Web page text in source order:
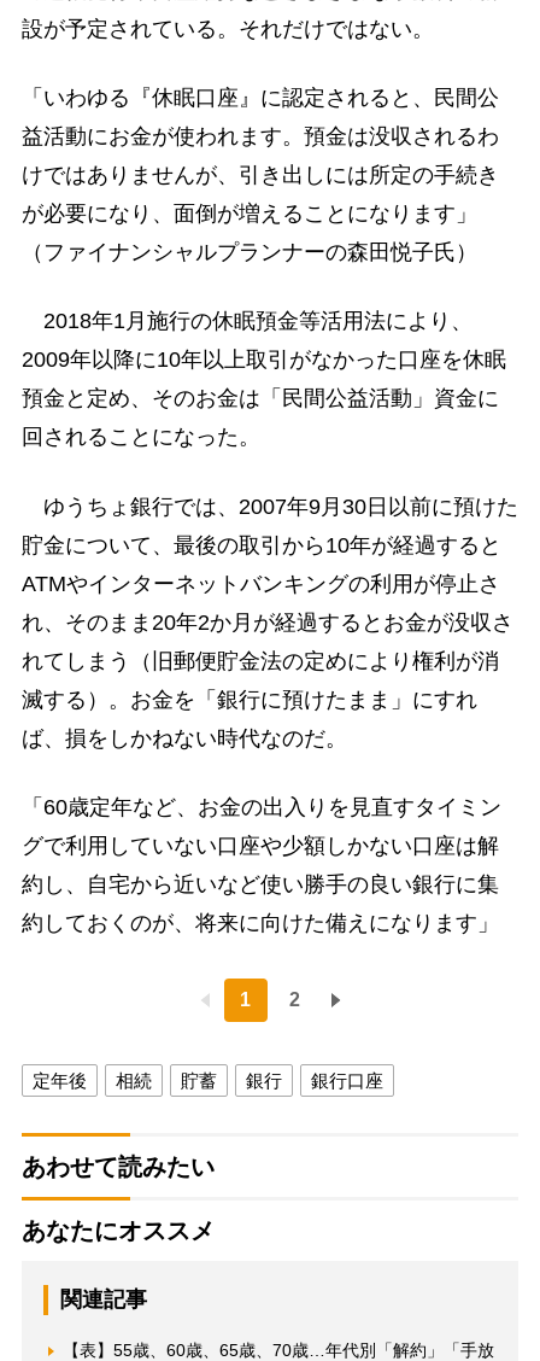
設が予定されている。それだけではない。
「いわゆる『休眠口座』に認定されると、民間公
益活動にお金が使われます。預金は没収されるわ
けではありませんが、引き出しには所定の手続き
が必要になり、面倒が増えることになります」
（ファイナンシャルプランナーの森田悦子氏）
2018年1月施行の休眠預金等活用法により、
2009年以降に10年以上取引がなかった口座を休眠
預金と定め、そのお金は「民間公益活動」資金に
回されることになった。
ゆうちょ銀行では、2007年9月30日以前に預けた
貯金について、最後の取引から10年が経過すると
ATMやインターネットバンキングの利用が停止さ
れ、そのまま20年2か月が経過するとお金が没収さ
れてしまう（旧郵便貯金法の定めにより権利が消
滅する）。お金を「銀行に預けたまま」にすれ
ば、損をしかねない時代なのだ。
「60歳定年など、お金の出入りを見直すタイミン
グで利用していない口座や少額しかない口座は解
約し、自宅から近いなど使い勝手の良い銀行に集
約しておくのが、将来に向けた備えになります」
1 2
定年後 相続 貯蓄 銀行 銀行口座
あわせて読みたい
あなたにオススメ
関連記事
【表】55歳、60歳、65歳、70歳…年代別「解約」「手放